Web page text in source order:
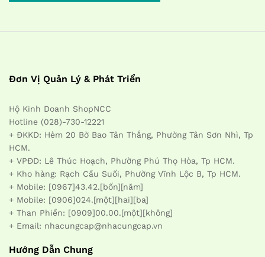
Đơn Vị Quản Lý & Phát Triển
Hộ Kinh Doanh ShopNCC
Hotline (028)-730-12221
+ ĐKKD: Hẻm 20 Bờ Bao Tân Thắng, Phường Tân Sơn Nhì, Tp
HCM.
+ VPĐD: Lê Thúc Hoạch, Phường Phú Thọ Hòa, Tp HCM.
+ Kho hàng: Rạch Cầu Suối, Phường Vĩnh Lộc B, Tp HCM.
+ Mobile: [0967]43.42.[bốn][năm]
+ Mobile: [0906]024.[một][hai][ba]
+ Than Phiền: [0909]00.00.[một][không]
+ Email: nhacungcap@nhacungcap.vn
Hướng Dẫn Chung